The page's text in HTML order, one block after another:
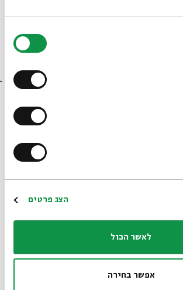
הצג פרטים
לאשר הכול
אפשר בחירה
Yamim
10.09
Yamim